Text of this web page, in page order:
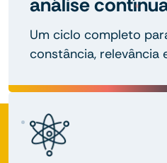
Um ciclo completo
constância, relevância